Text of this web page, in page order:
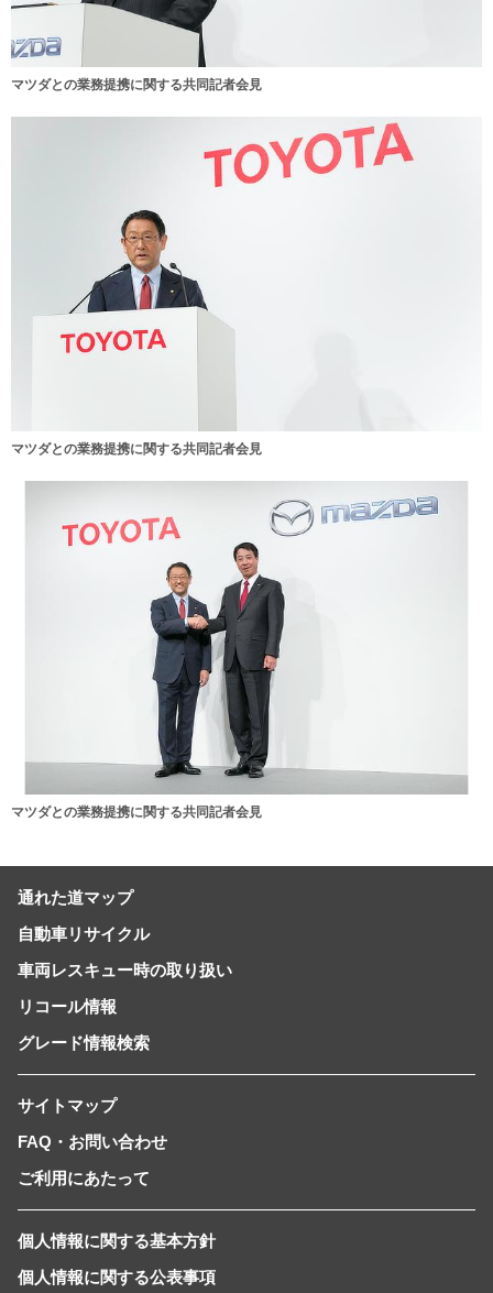
マツダとの業務提携に関する共同記者会見
マツダとの業務提携に関する共同記者会見
マツダとの業務提携に関する共同記者会見
通れた道マップ
自動車リサイクル
車両レスキュー時の取り扱い
リコール情報
グレード情報検索
サイトマップ
FAQ・お問い合わせ
ご利用にあたって
個人情報に関する基本方針
個人情報に関する公表事項